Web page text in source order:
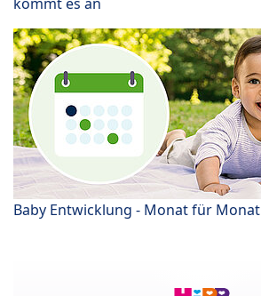
kommt es an
Baby Entwicklung - Monat für Monat